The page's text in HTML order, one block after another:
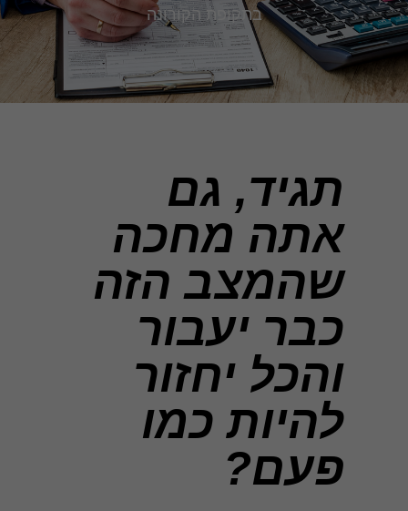
בתקופת הקורונה
תגיד, גם
אתה מחכה
שהמצב הזה
כבר יעבור
והכל יחזור
להיות כמו
פעם?